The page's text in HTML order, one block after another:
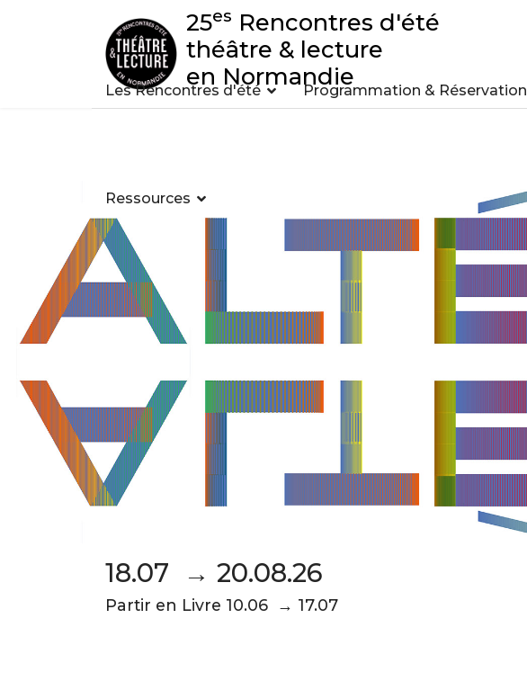
25es Rencontres d'été
théâtre & lecture
en Normandie
Les Rencontres d'été Programmation & Réservation
Ressources
18.07 → 20.08.26
Partir en Livre 10.06 → 17.07